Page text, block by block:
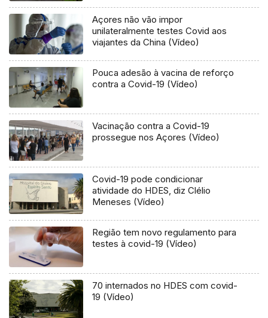
Açores não vão impor
unilateralmente testes Covid aos
viajantes da China (Vídeo)
Pouca adesão à vacina de reforço
contra a Covid-19 (Vídeo)
Vacinação contra a Covid-19
prossegue nos Açores (Vídeo)
Covid-19 pode condicionar
atividade do HDES, diz Clélio
Meneses (Vídeo)
Região tem novo regulamento para
testes à covid-19 (Vídeo)
70 internados no HDES com covid-
19 (Vídeo)